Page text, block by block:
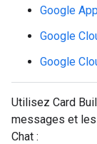
Google
Google
Google
Utilisez Card
messages et
Chat :